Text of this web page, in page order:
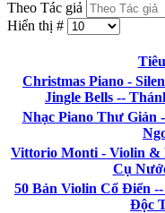
Theo Tác giả
Hiển thị #
Christmas Piano -
Jingle Bells --
Nhạc Piano Thư Giản
Vittorio Monti - Violin &
Cụ
50 Bản Violin Cổ Điển
Độc